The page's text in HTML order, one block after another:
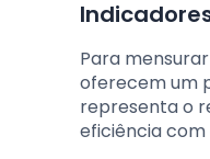
Para
oferecem um
representa o
eficiência